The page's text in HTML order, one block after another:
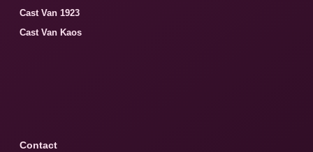
Cast Van 1923
Cast Van Kaos
Contact